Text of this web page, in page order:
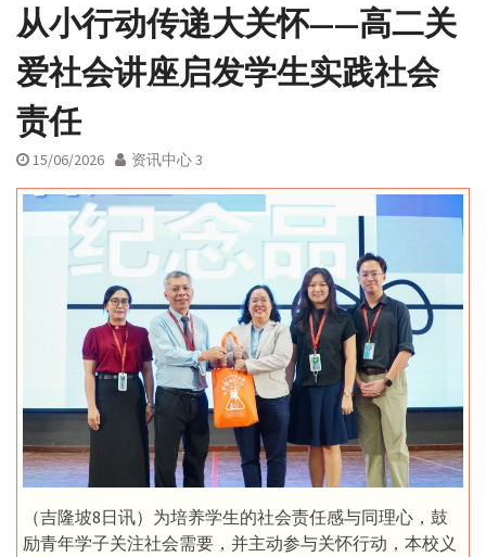
从小行动传递大关怀——高二关
爱社会讲座启发学生实践社会
责任
15/06/2026 资讯中心 3
（吉隆坡8日讯）为培养学生的社会责任感与同理心，鼓
励青年学子关注社会需要，并主动参与关怀行动，本校义